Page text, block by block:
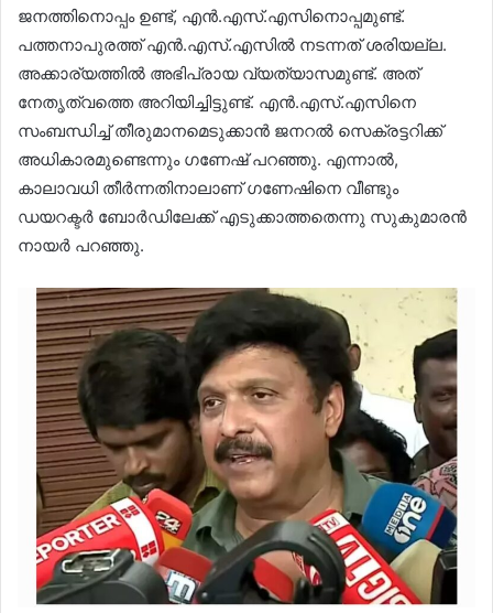
ജനത്തിനൊപ്പം ഉണ്ട്, എൻ.എസ്.എസിനൊപ്പമുണ്ട്.
പത്തനാപുരത്ത് എൻ.എസ്.എസിൽ നടന്നത് ശരിയല്ല.
അക്കാര്യത്തിൽ അഭിപ്രായ വ്യത്യാസമുണ്ട്. അത്
നേതൃത്വത്തെ അറിയിച്ചിട്ടുണ്ട്. എൻ.എസ്.എസിനെ
സംബന്ധിച്ച് തീരുമാനമെടുക്കാൻ ജനറൽ സെക്രട്ടറിക്ക്
അധികാരമുണ്ടെന്നും ഗണേഷ് പറഞ്ഞു. എന്നാൽ,
കാലാവധി തീർന്നതിനാലാണ് ഗണേഷിനെ വീണ്ടും
ഡയറക്ടർ ബോർഡിലേക്ക് എടുക്കാത്തതെന്നു സുകുമാരൻ
നായർ പറഞ്ഞു.